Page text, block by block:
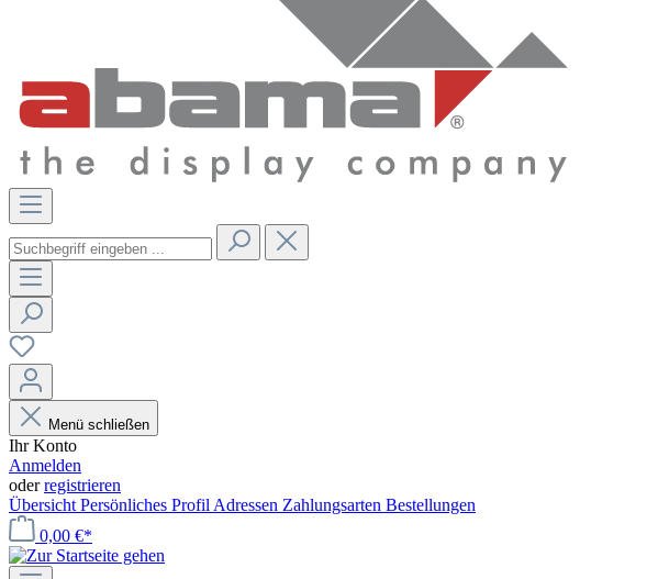
Menü schließen
Ihr Konto
Anmelden
oderregistrieren
Übersicht Persönliches Profil Adressen Zahlungsarten Bestellungen
0,00 €*